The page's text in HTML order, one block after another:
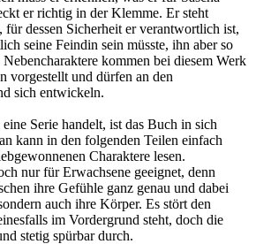
er richtig in der Klemme. Er steht
für dessen Sicherheit er verantwortlich ist,
seine Feindin sein müsste, ihn aber so
kommen bei diesem Werk
vorgestellt und dürfen an den
sich entwickeln.
Serie handelt, ist das Buch in sich
kann in den folgenden Teilen einfach
Charaktere lesen.
nur für Erwachsene geeignet, denn
ihre Gefühle ganz genau und dabei
auch ihre Körper. Es stört den
im Vordergrund steht, doch die
stetig spürbar durch.